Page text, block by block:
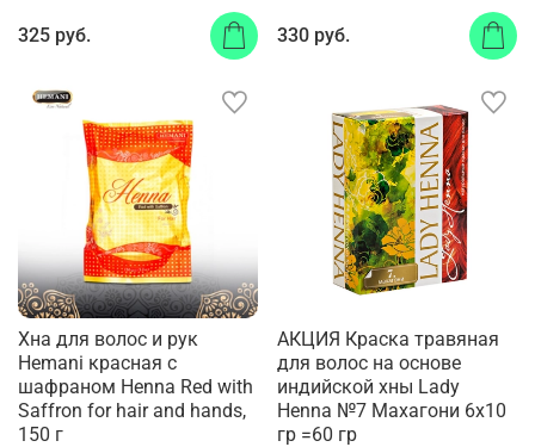
325 руб. 330 руб.
Хна для волос и рук
Hemani красная с
шафраном Henna Red with
Saffron for hair and hands,
150 г
АКЦИЯ Краска травяная
для волос на основе
индийской хны Lady
Henna №7 Махагони 6х10
гр =60 гр